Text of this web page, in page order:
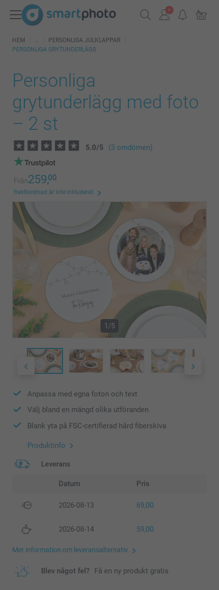
HEM
PERSONLIGA JULKLAPPAR
PERSONLIGA GRYTUNDERLÄGG
Personliga
grytunderlägg med foto
– 2 st
5.0/5 (3 omdömen)
Från259,00
fraktkostnad är inte inkluderat
1/5
Anpassa med egna foton och text
Välj bland en mängd olika utföranden
Blank yta på FSC-certifierad hård fiberskiva
Produktinfo
Leverans
Datum Pris
2026-08-13 69,00
2026-08-14 59,00
Mer information om leveransalternativ
Blev något fel? Få en ny produkt gratis